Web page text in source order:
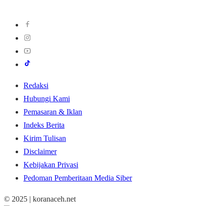
Redaksi
Hubungi Kami
Pemasaran & Iklan
Indeks Berita
Kirim Tulisan
Disclaimer
Kebijakan Privasi
Pedoman Pemberitaan Media Siber
© 2025 | koranaceh.net